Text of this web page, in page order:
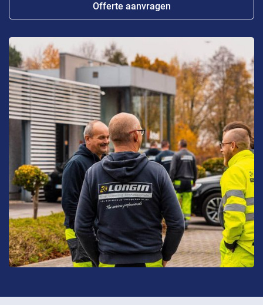
Offerte aanvragen